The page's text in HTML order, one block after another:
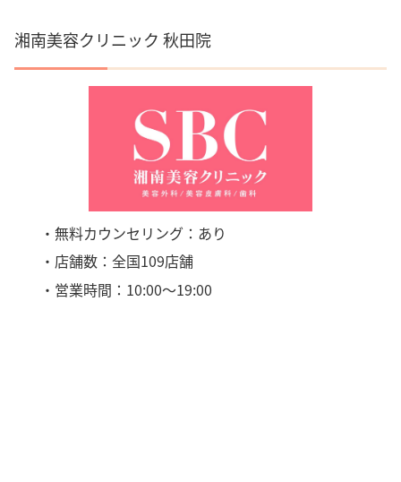
湘南美容クリニック 秋田院
・無料カウンセリング：あり
・店舗数：全国109店舗
・営業時間：10:00〜19:00